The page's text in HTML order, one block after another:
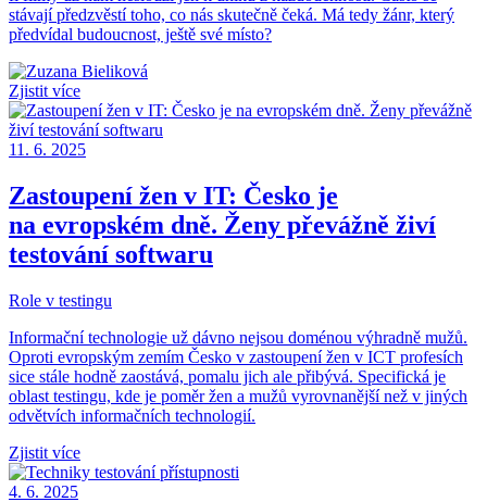
stávají předzvěstí toho, co nás skutečně čeká. Má tedy žánr, který
předvídal budoucnost, ještě své místo?
Zjistit více
11. 6. 2025
Zastoupení žen v IT: Česko je
na evropském dně. Ženy převážně živí
testování softwaru
Role v testingu
Informační technologie už dávno nejsou doménou výhradně mužů.
Oproti evropským zemím Česko v zastoupení žen v ICT profesích
sice stále hodně zaostává, pomalu jich ale přibývá. Specifická je
oblast testingu, kde je poměr žen a mužů vyrovnanější než v jiných
odvětvích informačních technologií.
Zjistit více
4. 6. 2025